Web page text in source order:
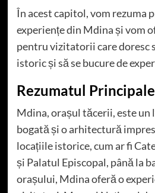
În acest capitol, vom rezuma
experiențe din Mdina și vom
pentru vizitatorii care doresc
istoric și să se bucure de
Rezumatul
Mdina, orașul tăcerii, este un
bogată și o arhitectură
locațiile istorice, cum ar fi
și Palatul Episcopal, până la
orașului, Mdina oferă o